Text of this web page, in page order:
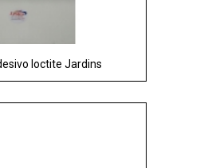
loctite Jardins